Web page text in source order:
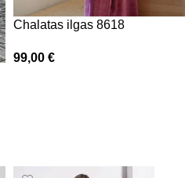
Chalatas ilgas 8618
99,00 €